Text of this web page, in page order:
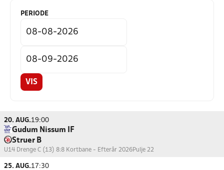
PERIODE
VIS
20. AUG.19:00
Gudum Nissum IF
Struer B
U14 Drenge C (13) 8:8 Kortbane - Efterår 2026Pulje 22
25. AUG.17:30